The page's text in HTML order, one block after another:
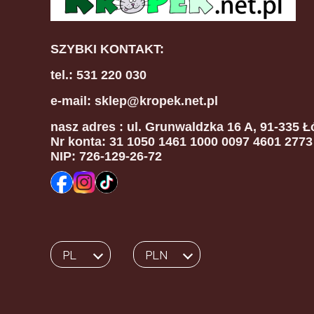
SZYBKI KONTAKT:
tel.: 531 220 030
e-mail: sklep@kropek.net.pl
nasz adres : ul. Grunwaldzka 16 A, 91-335
Nr konta: 31 1050 1461 1000 0097 4601 2773
NIP: 726-129-26-72
Wybrany język:
PL
polski Wybrana waluta:
PLN